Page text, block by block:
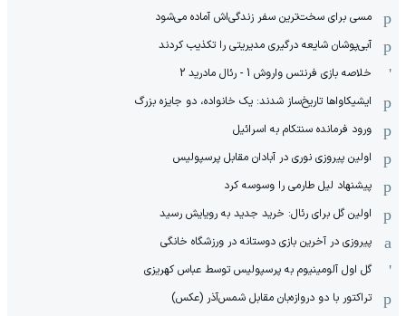
مسی برای سخت‌ترین سفر زندگی‌اش آماده می‌شود
آبی‌پوشان شایعه درگیری مدیریتی را تکذیب کردند
خلاصه بازی فرنتس واروش 1 - رئال مادرید 2
ایشیکاوا‌ها تاریخ‌ساز شدند: یک خانواده، دو جایزه بزرگ
ورود فرمانده سنتکام به اسرائیل
اولین پیروزی نوری در آبادان مقابل پرسپولیس
پیشنهاد لیل طارمی را وسوسه کرد
اولین گل برای رئال: خرید جدید به رویایش رسید
پیروزی در آخرین بازی دوستانه در ورزشگاه خانگی
گل اول آلومینیوم به پرسپولیس توسط عباس کهریزی
تراکتور با دو دروازه‌بان مقابل شمس‌آذر (عکس)